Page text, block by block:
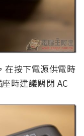
在按下電源供電時
時建議關閉 AC